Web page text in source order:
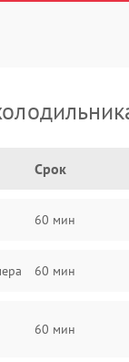
Срок
60 мин
60 мин
60 мин